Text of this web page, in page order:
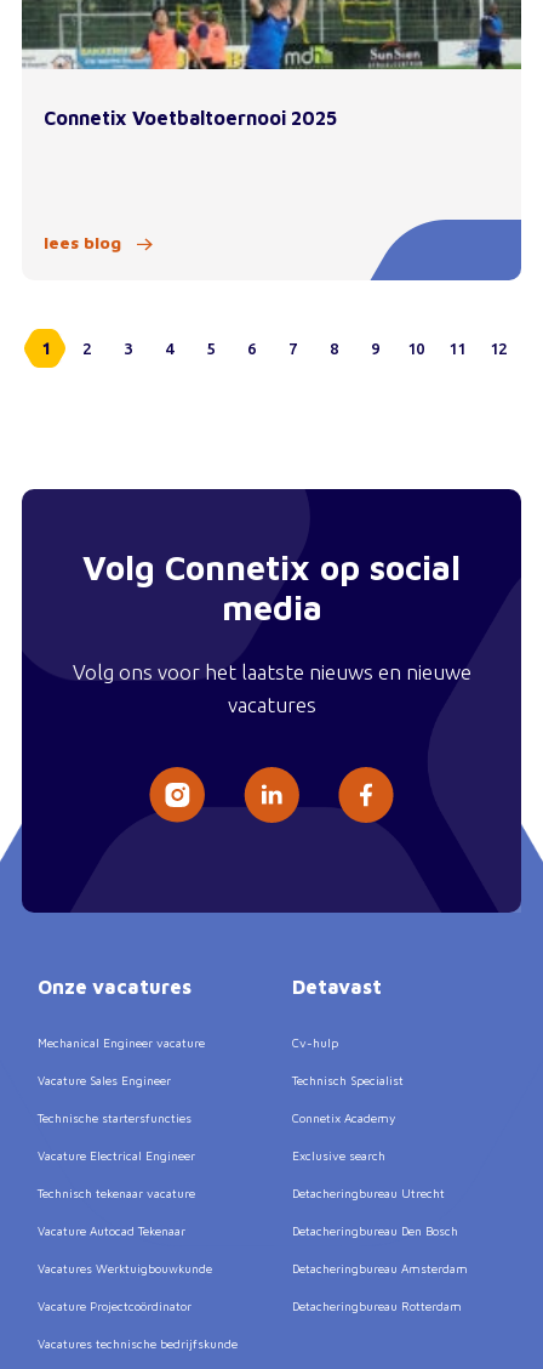
Connetix Voetbaltoernooi 2025
lees blog
1 2 3 4 5 6 7 8 9 10 11 12
Volg Connetix op social
media
Volg ons voor het laatste nieuws en nieuwe
vacatures
Onze vacatures
Mechanical Engineer vacature
Vacature Sales Engineer
Technische startersfuncties
Vacature Electrical Engineer
Technisch tekenaar vacature
Vacature Autocad Tekenaar
Vacatures Werktuigbouwkunde
Vacature Projectcoördinator
Vacatures technische bedrijfskunde
Detavast
Cv-hulp
Technisch Specialist
Connetix Academy
Exclusive search
Detacheringbureau Utrecht
Detacheringbureau Den Bosch
Detacheringbureau Amsterdam
Detacheringbureau Rotterdam